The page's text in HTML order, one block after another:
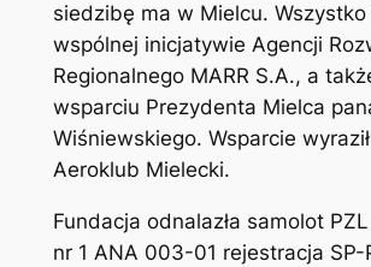
siedzibę ma w Mielcu.
wspólnej inicjatywie Agencji
Regionalnego MARR S.A., a
wsparciu Prezydenta Mielca
Wiśniewskiego. Wsparcie
Aeroklub Mielecki.
Fundacja odnalazła samolot
nr 1 ANA 003-01 rejestracja SP-